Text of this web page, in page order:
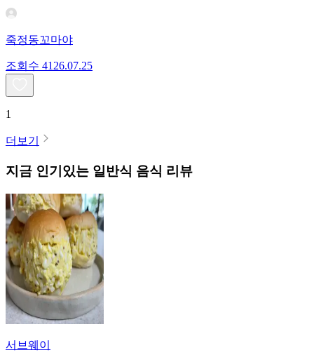
죽정동꼬마야
조회수 41 26.07.25
1
더보기
지금 인기있는 일반식 음식 리뷰
서브웨이